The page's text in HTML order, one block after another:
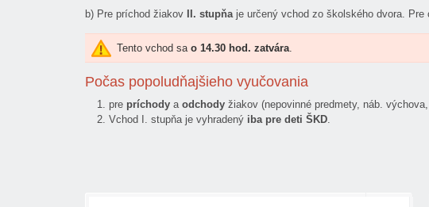
b) Pre príchod žiakov II. stupňaje určený vchod zo školského dvora. Pre
Tento vchod sa o 14.30 hod. zatvára.
Počas popoludňajšieho vyučovania
pre príchody a odchody žiakov (nepovinné predmety, náb.
Vchod I. stupňa je vyhradený iba pre deti ŠKD.